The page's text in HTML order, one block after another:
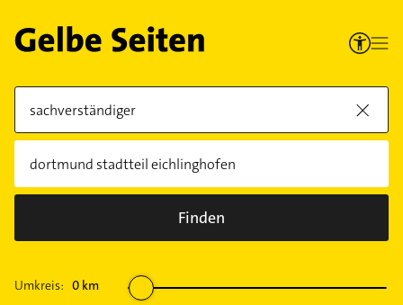
Finden
Umkreis: 0 km